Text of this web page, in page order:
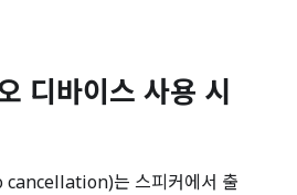
디바이스 사용 시
cancellation)는 스피커에서 출